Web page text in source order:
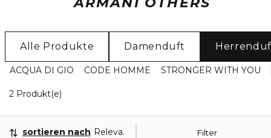
Alle Produkte Damenduft
ACQUA DI GIO CODE HOMME STRONGER WITH YOU
2 Produkt(e)
Filter
sortieren nach Relevanz